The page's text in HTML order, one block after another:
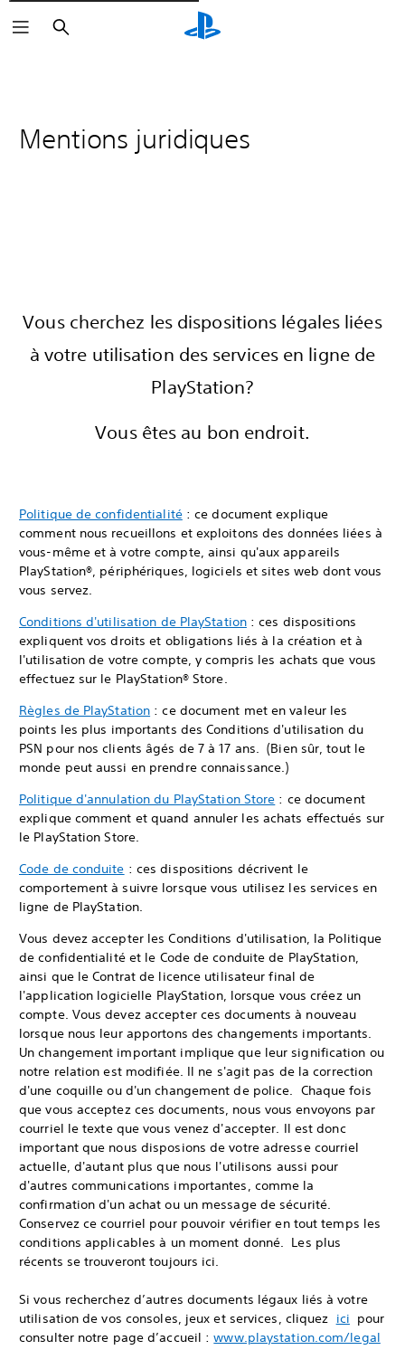
Rechercher
Mentions juridiques
Vous cherchez les dispositions légales liées
à votre utilisation des services en ligne de
PlayStation?
Vous êtes au bon endroit.
Politique de confidentialité: ce document explique
comment nous recueillons et exploitons des données liées à
vous-même et à votre compte, ainsi qu'aux appareils
PlayStation®, périphériques, logiciels et sites web dont vous
vous servez.
Conditions d'utilisation de PlayStation: ces dispositions
expliquent vos droits et obligations liés à la création et à
l'utilisation de votre compte, y compris les achats que vous
effectuez sur le PlayStation® Store.
Règles de PlayStation : ce document met en valeur les
points les plus importants des Conditions d'utilisation du
PSN pour nos clients âgés de 7 à 17 ans. (Bien sûr, tout le
monde peut aussi en prendre connaissance.)
Politique d'annulation du PlayStation Store : ce document
explique comment et quand annuler les achats effectués sur
le PlayStation Store.
Code de conduite : ces dispositions décrivent le
comportement à suivre lorsque vous utilisez les services en
ligne de PlayStation.
Vous devez accepter les Conditions d'utilisation, la Politique
de confidentialité et le Code de conduite de PlayStation,
ainsi que le Contrat de licence utilisateur final de
l'application logicielle PlayStation, lorsque vous créez un
compte. Vous devez accepter ces documents à nouveau
lorsque nous leur apportons des changements importants.
Un changement important implique que leur signification ou
notre relation est modifiée. Il ne s'agit pas de la correction
d'une coquille ou d'un changement de police. Chaque fois
que vous acceptez ces documents, nous vous envoyons par
courriel le texte que vous venez d'accepter. Il est donc
important que nous disposions de votre adresse courriel
actuelle, d'autant plus que nous l'utilisons aussi pour
d'autres communications importantes, comme la
confirmation d'un achat ou un message de sécurité.
Conservez ce courriel pour pouvoir vérifier en tout temps les
conditions applicables à un moment donné. Les plus
récents se trouveront toujours ici.
Si vous recherchez d’autres documents légaux liés à votre
utilisation de vos consoles, jeux et services, cliquez ici pour
consulter notre page d’accueil :www.playstation.com/legal